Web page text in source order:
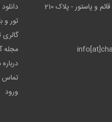
و پاستور - پلاک 210
تور و
گالری
مجله
درباره
تماس
ورود